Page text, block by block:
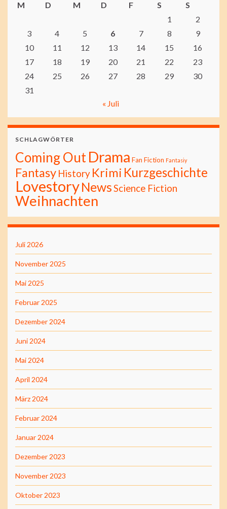
M
D M D F S
S
1
2
3
4 5 6 7 8
9
10
11 12 13 14 15
16
17
18 19 20 21 22
23
24
25 26 27 28 29
30
31
« Juli
SCHLAGWÖRTER
Coming OutDrama Fan Fiction Fantasiy
Fantasy History Krimi Kurzgeschichte
LovestoryNewsScience Fiction
Weihnachten
Juli 2026
November 2025
Mai 2025
Februar 2025
Dezember 2024
Juni 2024
Mai 2024
April 2024
März 2024
Februar 2024
Januar 2024
Dezember 2023
November 2023
Oktober 2023